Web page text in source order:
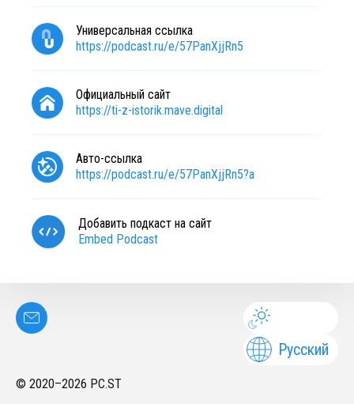
Универсальная ссылка
https://podcast.ru/e/57PanXjjRn5
Официальный сайт
https://ti-z-istorik.mave.digital
Авто-ссылка
https://podcast.ru/e/57PanXjjRn5?a
Добавить подкаст на сайт
Embed Podcast
Русский
© 2020–2026 PC.ST